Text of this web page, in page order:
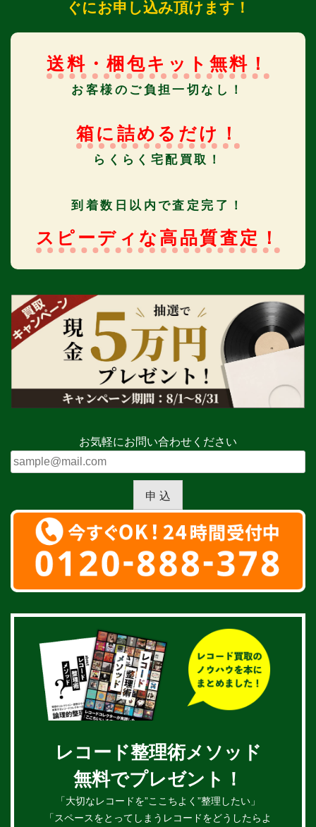
ぐにお申し込み頂けます！
送料・梱包キット無料！
お客様のご負担一切なし！
箱に詰めるだけ！
らくらく宅配買取！
到着数日以内で査定完了！
スピーディな高品質査定！
お気軽にお問い合わせください
申 込
レコード整理術メソッド
無料でプレゼント！
「大切なレコードを”ここちよく”整理したい」
「スペースをとってしまうレコードをどうしたらよ